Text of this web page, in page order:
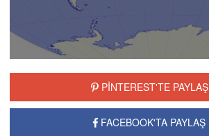
PİNTEREST'TE PAYLAŞ
FACEBOOK'TA PAYLAŞ